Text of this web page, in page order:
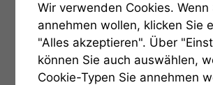
Wir verwenden Cookies. Wenn
annehmen wollen, klicken Sie
"Alles akzeptieren". Über
können Sie auch auswählen,
Cookie-Typen Sie annehmen